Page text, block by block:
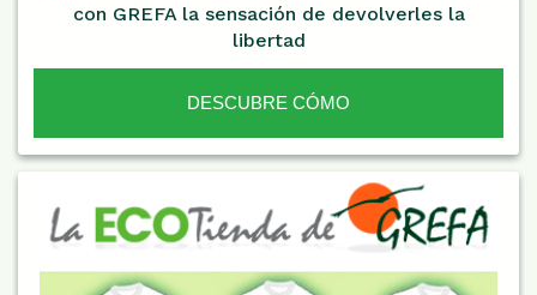
con GREFA la sensación de devolverles la
libertad
DESCUBRE CÓMO